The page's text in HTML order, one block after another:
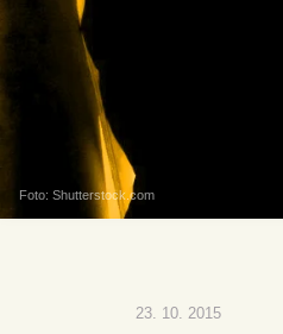
Foto: Shutterstock.com
23. 10. 2015